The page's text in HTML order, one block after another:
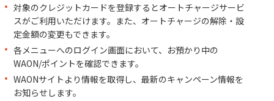
対象のクレジットカードを登録するとオートチャージサービ
スがご利用いただけます。また、オートチャージの解除・設
定金額の変更もできます。
各メニューへのログイン画面において、お預かり中の
WAON/ポイントを確認できます。
WAONサイトより情報を取得し、最新のキャンペーン情報を
お知らせします。